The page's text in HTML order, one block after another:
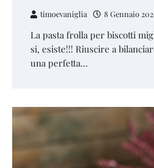
timoevaniglia 8 Gennaio
La pasta frolla per biscotti
si, esiste!!! Riuscire a
una perfetta…